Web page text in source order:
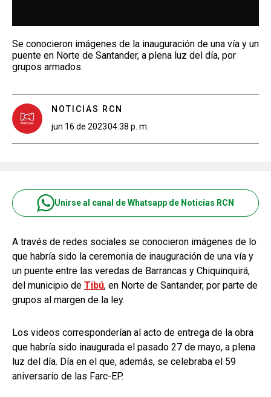
Se conocieron imágenes de la inauguración de una vía y un
puente en Norte de Santander, a plena luz del día, por
grupos armados.
NOTICIAS RCN
jun 16 de 202304:38 p. m.
Unirse al canal de Whatsapp de Noticias RCN
A través de redes sociales se conocieron imágenes de lo
que habría sido la ceremonia de inauguración de una vía y
un puente entre las veredas de Barrancas y Chiquinquirá,
del municipio de Tibú, en Norte de Santander, por parte de
grupos al margen de la ley.
Los videos corresponderían al acto de entrega de la obra
que habría sido inaugurada el pasado 27 de mayo, a plena
luz del día. Día en el que, además, se celebraba el 59
aniversario de las Farc-EP.